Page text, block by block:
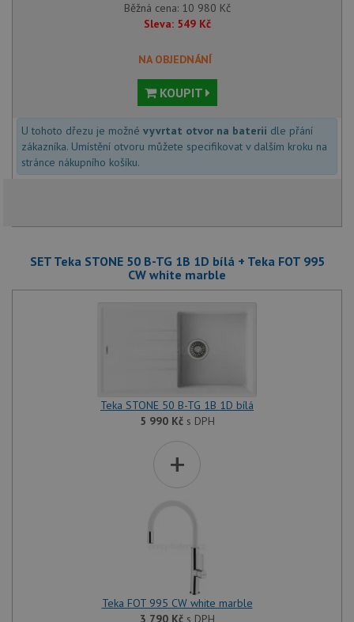
Běžná cena: 10 980 Kč
Sleva: 549 Kč
NA OBJEDNÁNÍ
KOUPIT
U tohoto dřezu je možné vyvrtat otvor na baterii dle přání
zákazníka. Umístění otvoru můžete specifikovat v dalším kroku na
stránce nákupního košíku.
SET Teka STONE 50 B-TG 1B 1D bílá + Teka FOT 995
CW white marble
Teka STONE 50 B-TG 1B 1D bílá
5 990 Kčs DPH
+
Teka FOT 995 CW white marble
3 790 Kčs DPH